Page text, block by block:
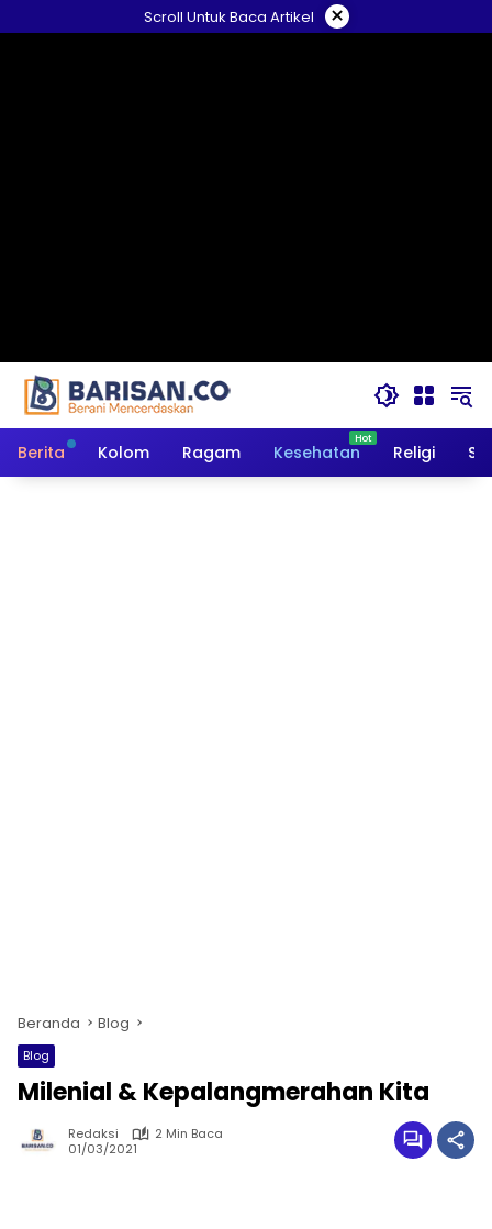
ke
Scroll Untuk Baca Artikel ×
Berita Kolom Ragam Kesehatan Religi
Beranda Blog
Blog
Milenial & Kepalangmerahan Kita
Redaksi
2 Min Baca
01/03/2021